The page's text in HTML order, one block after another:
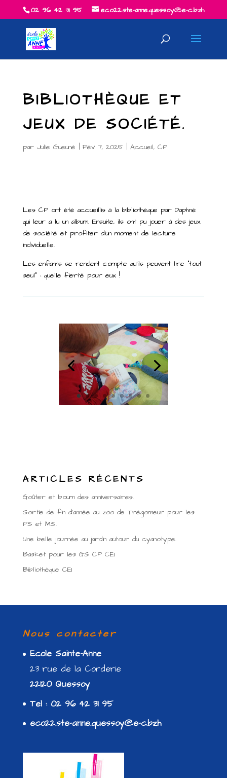
02 96 42 31 95 eco22.ste-anne.quessoy@e-c.bzh
BIBLIOTHÈQUE ET
JEUX DE SOCIÉTÉ.
par Julie Gueuné | Fév 7, 2025 | Accueil, CP
Les CP ont été accueillis à la bibliothèque par Daphné
qui leur a lu un album. Ensuite, ils ont pu jouer à des jeux
de société et profiter d’un moment de lecture
individuelle.
Les enfants se rendent compte qu’ils peuvent lire “tout
seul” : quelle fierté pour eux !
ARTICLES RÉCENTS
Goûter et boum des anniversaires.
Sortie de fin d’année au zoo de Trégomeur pour les
PS et MS.
Une belle journée au jardin autour du cyanotype.
Basket pour les GS CP CE1
Bibliothèque CE1
Nous contacter
Ecole Sainte-Anne
23 rue de la Corderie
22120 Quessoy
Tel : 02 96 42 31 95
eco22.ste-anne.quessoy@e-c.bzh